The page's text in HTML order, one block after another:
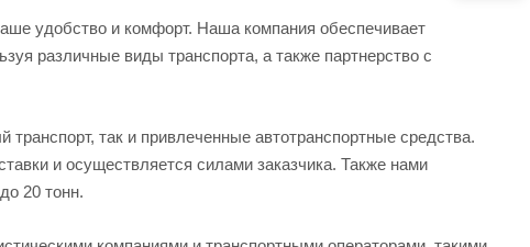
удобство и комфорт. Наша компания обеспечивает
различные виды транспорта, а также партнерство с
транспорт, так и привлеченные автотранспортные средства.
и осуществляется силами заказчика. Также нами
20 тонн.